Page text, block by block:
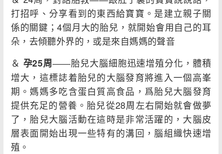
打招呼、分享看到的東西給寶寶。是建立親子關
係的關鍵；4個月大的胎兒，就開始會用自己的耳
朵，去傾聽外界的，或是來自媽媽的聲音
＆ 孕25周――胎兒大腦細胞迅速增殖分化，體積
增大，這標誌着胎兒的大腦發育將進入一個高峯
期。媽媽多吃含蛋白質高食品，爲胎兒大腦發育
提供充足的營養。胎兒從28周左右開始就會做夢
了，胎兒大腦活動在這時是非常活躍的，大腦皮
層表面開始出現一些特有的溝回，腦組織快速增
殖。